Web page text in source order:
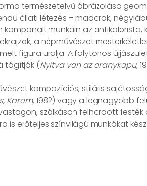
természetelvű ábrázolása
állati létezés – madarak,
munkáin az
a népművészet
figura uralja. A folytonos
tágítják (Nyitva van az aranykapu,
kompozíciós, stiláris
Karám,1982) vagy a legnagyobb
szálkásan felhordott
is erőteljes színvilágú munkákat